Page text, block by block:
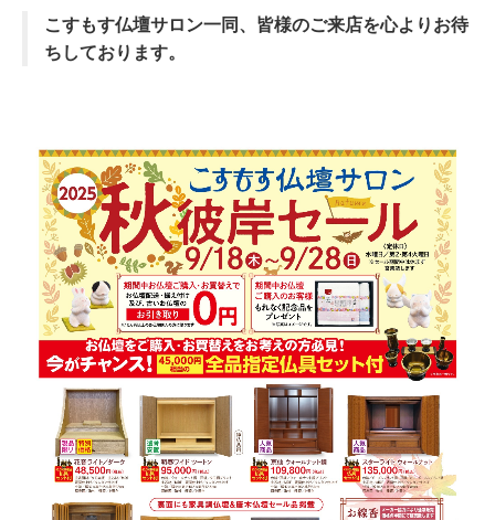
2025/07/27 人形供養祭（やまがわホール）
2025/11/16 マイナビインターンシップ 当日
2025/11/25 なす南遺品供養祭
2025/12/08 田沼人形供養祭
2025/12/08 クリスマスリース教室のコピー
2026/02/12 会社説明会2027
2026/02/24 マイナビ就職フェア
2026/03/01 仏壇サロン春彼岸
2026/06/06 オープンカンパニー2028
こすもす仏壇サロン一同、皆様のご来店を心よりお待
ちしております。